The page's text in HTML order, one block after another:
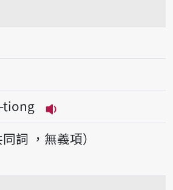
tiong
播放音讀sim-bo̍k-
同詞 ，無義項）